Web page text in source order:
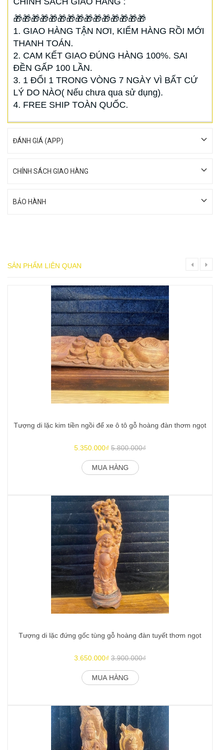
🎁🎁🎁🎁🎁🎁🎁🎁🎁🎁🎁🎁🎁🎁🎁
1. GIAO HÀNG TẬN NƠI, KIỂM HÀNG RỒI MỚI
THANH TOÁN.
2. CAM KẾT GIAO ĐÚNG HÀNG 100%. SAI
ĐỀN GẤP 100 LẦN.
3. 1 ĐỔI 1 TRONG VÒNG 7 NGÀY VÌ BẤT CỨ
LÝ DO NÀO( Nếu chưa qua sử dụng).
4. FREE SHIP TOÀN QUỐC.
ĐÁNH GIÁ (APP)
CHÍNH SÁCH GIAO HÀNG
BẢO HÀNH
SẢN PHẨM LIÊN QUAN
Tượng di lặc kim tiền ngồi để xe ô tô gỗ hoàng đàn thơm ngọt
5.350.000₫ 5.800.000₫
MUA HÀNG
Tượng di lặc đứng gốc tùng gỗ hoàng đàn tuyết thơm ngọt
3.650.000₫ 3.900.000₫
MUA HÀNG